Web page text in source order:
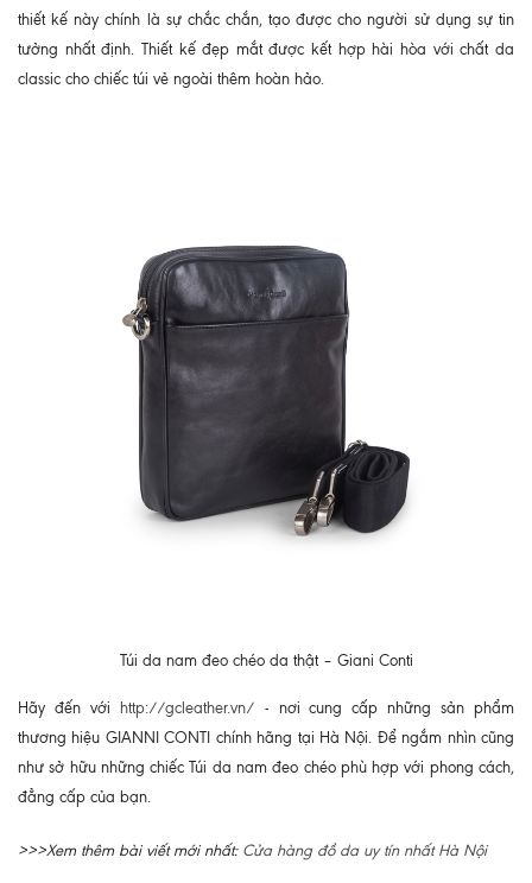
thiết kế này chính là sự chắc chắn, tạo được cho người sử dụng sự tin
tưởng nhất định. Thiết kế đẹp mắt được kết hợp hài hòa với chất da
classic cho chiếc túi vẻ ngoài thêm hoàn hảo.
Túi da nam đeo chéo da thật – Giani Conti
Hãy đến với http://gcleather.vn/ - nơi cung cấp những sản phẩm
thương hiệu GIANNI CONTI chính hãng tại Hà Nội. Để ngắm nhìn cũng
như sở hữu những chiếc Túi da nam đeo chéo phù hợp với phong cách,
đẳng cấp của bạn.
>>>Xem thêm bài viết mới nhất: Cửa hàng đồ da uy tín nhất Hà Nội